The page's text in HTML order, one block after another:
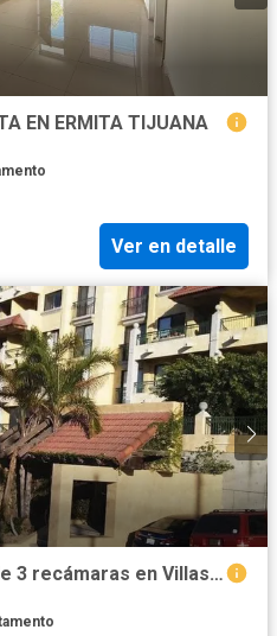
EN ERMITA TIJUANA
Ver en detalle
Se renta departamento de 3 recámaras en Villas Montebello, Tijuana